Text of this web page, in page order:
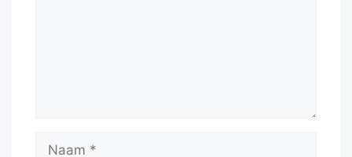
Naam